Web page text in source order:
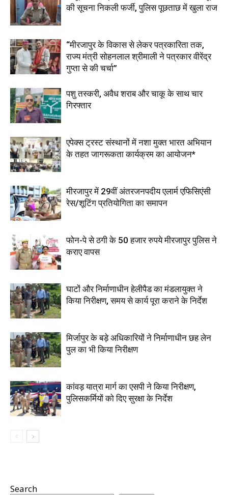
की सूचना निकली फर्जी, पुलिस पूछताछ में खुला राज
“मीरजापुर के विकास से लेकर पत्रकारिता तक,
राज्य मंत्री सोहनलाल श्रीमाली ने पत्रकार वीरेंद्र
गुप्ता से की चर्चा”
पशु तस्करी, अवैध शराब और चाकू के साथ चार
गिरफ्तार
एपेक्स ट्रस्ट संस्थानों में नशा मुक्त भारत अभियान
के तहत जागरूकता कार्यक्रम का आयोजन*
मीरजापुर में 29वीं अंतरजनपदीय एलार्म एफिसिएंसी
रेस/शूटिंग प्रतियोगिता का समापन
फोन-पे से ठगी के 50 हजार रुपये मीरजापुर पुलिस ने
कराए वापस
घाटों और निर्माणाधीन हेलीपैड का मंडलायुक्त ने
किया निरीक्षण, समय से कार्य पूरा कराने के निर्देश
मिर्जापुर के बड़े अधिकारियों ने निर्माणाधीन छह लेन
पुल का भी किया निरीक्षण
कांवड़ यात्रा मार्ग का एसपी ने किया निरीक्षण,
पुलिसकर्मियों को दिए सुरक्षा के निर्देश
Search